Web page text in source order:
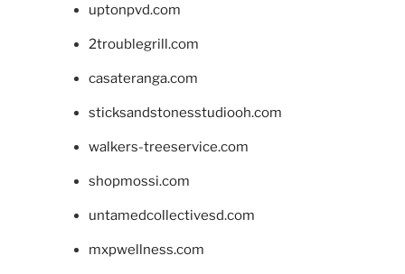
uptonpvd.com
2troublegrill.com
casateranga.com
sticksandstonesstudiooh.com
walkers-treeservice.com
shopmossi.com
untamedcollectivesd.com
mxpwellness.com